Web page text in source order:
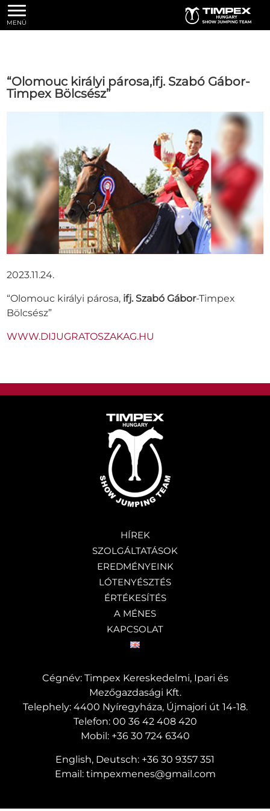
MENÜ
“Olomouc királyi párosa,ifj. Szabó Gábor-
Timpex Bölcsész”
2023.11.24.
“Olomouc királyi párosa, ifj. Szabó Gábor-Timpex
Bölcsész”
WWW.DIJUGRATOSZAKAG.HU
HÍREK
SZOLGÁLTATÁSOK
EREDMÉNYEINK
LÓTENYÉSZTÉS
ÉRTÉKESÍTÉS
A MÉNES
KAPCSOLAT
Cégnév: Timpex Kereskedelmi, Ipari és
Mezőgazdasági Kft.
Telephely: 4400 Nyíregyháza, Újmajori út 14-18.
Telefon: 00 36 42 408 420
Mobil: +36 30 724 6340
English, Deutsch: +36 30 9357 351
Email: timpexmenes@gmail.com